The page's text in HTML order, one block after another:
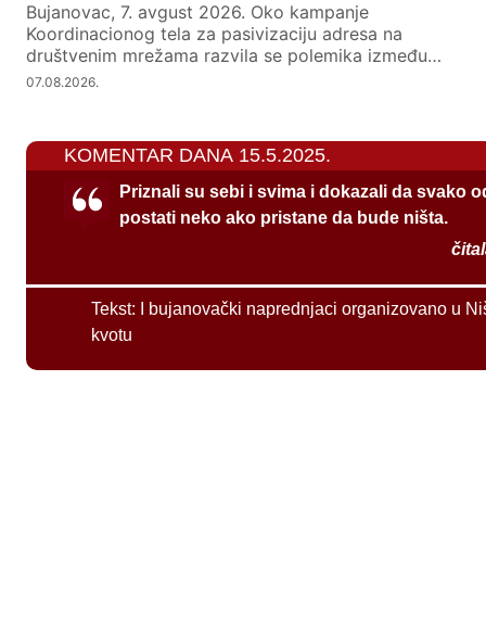
Bujanovac, 7. avgust 2026. Oko kampanje
Koordinacionog tela za pasivizaciju adresa na
društvenim mrežama razvila se polemika između…
07.08.2026.
KOMENTAR DANA 15.5.2025.
Priznali su sebi i svima i dokazali da svako
postati neko ako pristane da bude ništa.
Tekst:
I bujanovački naprednjaci organizovano u
kvotu